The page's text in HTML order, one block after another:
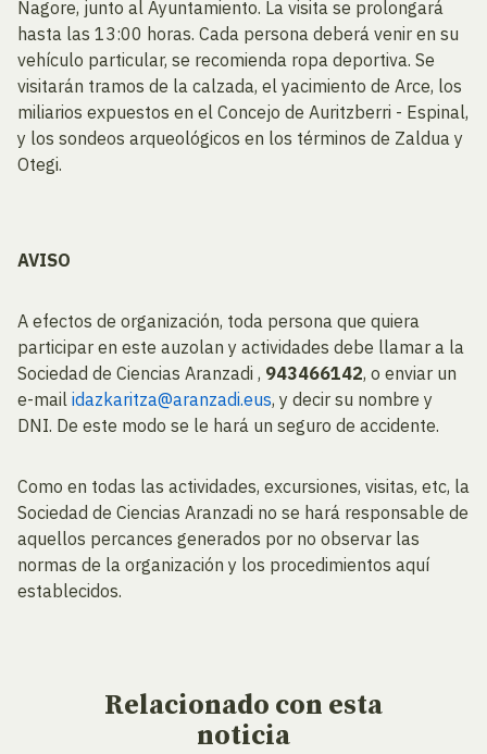
Nagore, junto al Ayuntamiento. La visita se prolongará
hasta las 13:00 horas. Cada persona deberá venir en su
vehículo particular, se recomienda ropa deportiva. Se
visitarán tramos de la calzada, el yacimiento de Arce, los
miliarios expuestos en el Concejo de Auritzberri - Espinal,
y los sondeos arqueológicos en los términos de Zaldua y
Otegi.
AVISO
A efectos de organización, toda persona que quiera
participar en este auzolan y actividades debe llamar a la
Sociedad de Ciencias Aranzadi , 943466142, o enviar un
e-mail idazkaritza@aranzadi.eus, y decir su nombre y
DNI. De este modo se le hará un seguro de accidente.
Como en todas las actividades, excursiones, visitas, etc, la
Sociedad de Ciencias Aranzadi no se hará responsable de
aquellos percances generados por no observar las
normas de la organización y los procedimientos aquí
establecidos.
Relacionado con esta
noticia